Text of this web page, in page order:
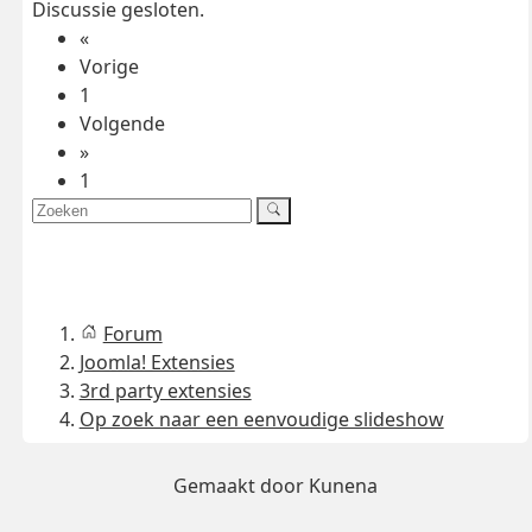
Discussie gesloten.
«
Vorige
1
Volgende
»
1
Forum
Joomla! Extensies
3rd party extensies
Op zoek naar een eenvoudige slideshow
Gemaakt door Kunena